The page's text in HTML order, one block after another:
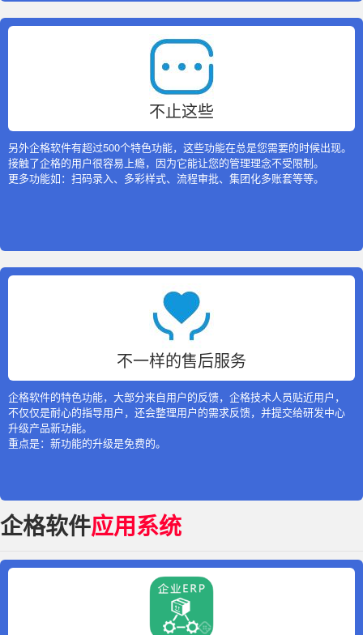
不止这些
另外企格软件有超过500个特色功能，这些功能在总是您需要的时候出现。
接触了企格的用户很容易上瘾，因为它能让您的管理理念不受限制。
更多功能如：扫码录入、多彩样式、流程审批、集团化多账套等等。
不一样的售后服务
企格软件的特色功能，大部分来自用户的反馈，企格技术人员贴近用户，
不仅仅是耐心的指导用户，还会整理用户的需求反馈，并提交给研发中心
升级产品新功能。
重点是：新功能的升级是免费的。
企格软件应用系统